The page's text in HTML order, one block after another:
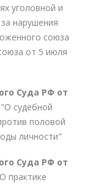
уголовной и
нарушения
союза
от 5 июля
Суда РФ от
"О судебной
половой
личности"
Суда РФ от
практике